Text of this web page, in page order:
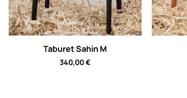
Taburet Sahin M
340,00€